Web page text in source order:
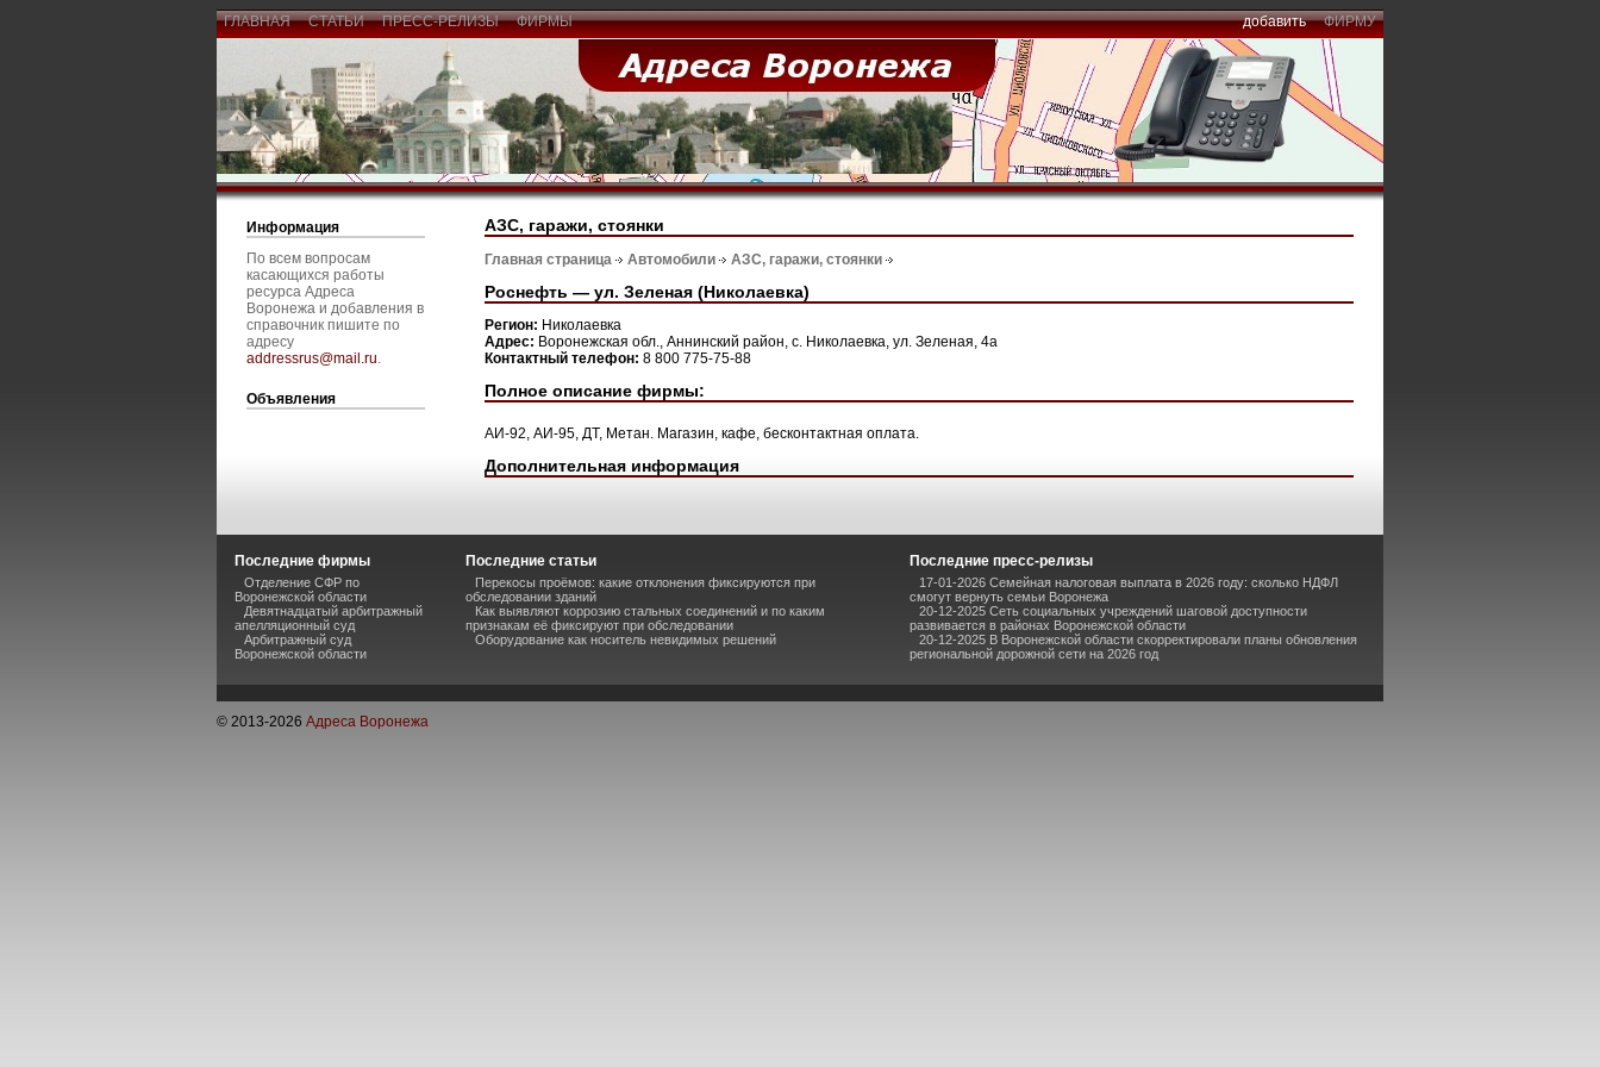
ГЛАВНАЯ СТАТЬИ ПРЕСС-РЕЛИЗЫ ФИРМЫ добавить ФИРМУ
Информация
По всем вопросам
касающихся работы
ресурса Адреса
Воронежа и добавления в
справочник пишите по
адресу
addressrus@mail.ru.
Объявления
АЗС, гаражи, стоянки
Главная страница Автомобили АЗС, гаражи, стоянки
Роснефть — ул. Зеленая (Николаевка)
Регион: Николаевка
Адрес: Воронежская обл., Аннинский район, с. Николаевка, ул. Зеленая, 4а
Контактный телефон: 8 800 775-75-88
Полное описание фирмы:
АИ-92, АИ-95, ДТ, Метан. Магазин, кафе, бесконтактная оплата.
Дополнительная информация
Последние фирмы
Отделение СФР по
Воронежской области
Девятнадцатый арбитражный
апелляционный суд
Арбитражный суд
Воронежской области
Последние статьи
Перекосы проёмов: какие отклонения фиксируются при
обследовании зданий
Как выявляют коррозию стальных соединений и по каким
признакам её фиксируют при обследовании
Оборудование как носитель невидимых решений
Последние пресс-релизы
17-01-2026 Семейная налоговая выплата в 2026 году: сколько НДФЛ
смогут вернуть семьи Воронежа
20-12-2025 Сеть социальных учреждений шаговой доступности
развивается в районах Воронежской области
20-12-2025 В Воронежской области скорректировали планы обновления
региональной дорожной сети на 2026 год
© 2013-2026 Адреса Воронежа